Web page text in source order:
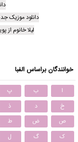
دانلود موزیک
لیلا خانوم از
خوانندگان براساس الفبا
ا ب پ
خ
د ذ
ص
ض ط
ک
گ ل